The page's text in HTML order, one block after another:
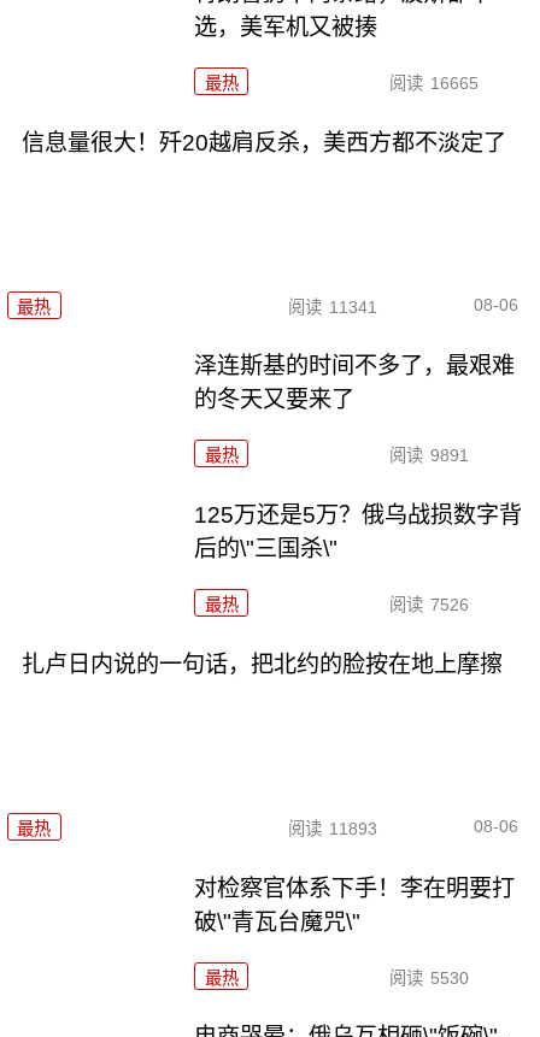
选，美军机又被揍
最热 阅读 16665
信息量很大！歼20越肩反杀，美西方都不淡定了
最热 阅读 11341 08-06
泽连斯基的时间不多了，最艰难
的冬天又要来了
最热 阅读 9891
125万还是5万？俄乌战损数字背
后的\"三国杀\"
最热 阅读 7526
扎卢日内说的一句话，把北约的脸按在地上摩擦
最热 阅读 11893 08-06
对检察官体系下手！李在明要打
破\"青瓦台魔咒\"
最热 阅读 5530